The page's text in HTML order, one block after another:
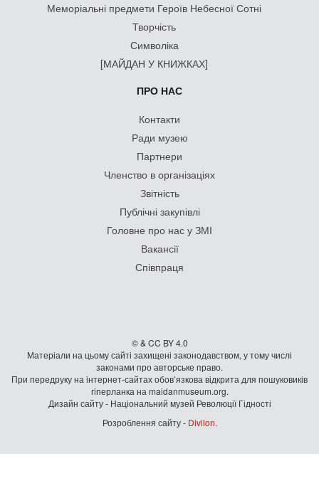
Меморіальні предмети Героїв Небесної Сотні
Творчість
Символіка
[МАЙДАН У КНИЖКАХ]
ПРО НАС
Контакти
Ради музею
Партнери
Членство в організаціях
Звітність
Публічні закупівлі
Головне про нас у ЗМІ
Вакансії
Співпраця
© & CC BY 4.0
Матеріали на цьому сайті захищені законодавством, у тому числі
законами про авторське право.
При передруку на iнтернет-сайтах обов’язкова відкрита для пошуковиків
гiперланка на maidanmuseum.org.
Дизайн сайту - Національний музей Революції Гідності
Розроблення сайту - Divilon.